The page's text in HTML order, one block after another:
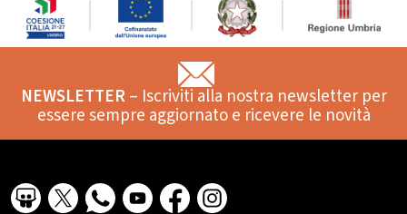
NEWSLETTER– Iscriviti alla nostra newsletter per
essere sempre aggiornato e ricevere le novità